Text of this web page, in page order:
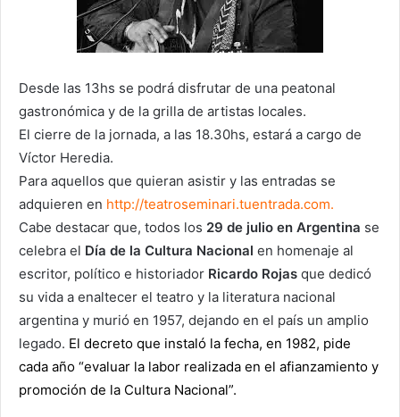
Desde las 13hs se podrá disfrutar de una peatonal
gastronómica y de la grilla de artistas locales.
El cierre de la jornada, a las 18.30hs, estará a cargo de
Víctor Heredia.
Para aquellos que quieran asistir y las entradas se
adquieren en http://teatroseminari.tuentrada.com.
Cabe destacar que, todos los 29 de julio en Argentina se
celebra el Día de la Cultura Nacional en homenaje al
escritor, político e historiador Ricardo Rojas que dedicó
su vida a enaltecer el teatro y la literatura nacional
argentina y murió en 1957, dejando en el país un amplio
legado. El decreto que instaló la fecha, en 1982, pide
cada año “evaluar la labor realizada en el afianzamiento y
promoción de la Cultura Nacional”.